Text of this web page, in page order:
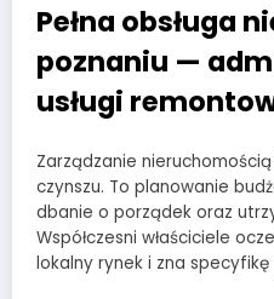
Pełna obsługa
poznaniu —
usługi
Zarządzanie
czynszu. To planowanie
dbanie o porządek oraz
Współczesni właściciele
lokalny rynek i zna